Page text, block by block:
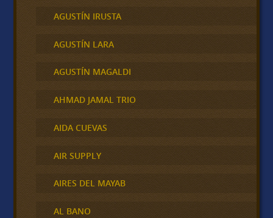
AGUSTÍN IRUSTA
AGUSTÍN LARA
AGUSTÍN MAGALDI
AHMAD JAMAL TRIO
AIDA CUEVAS
AIR SUPPLY
AIRES DEL MAYAB
AL BANO